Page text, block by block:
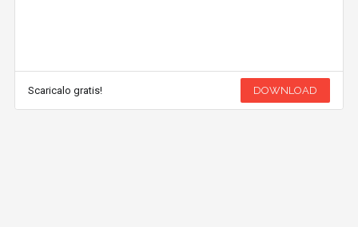
Scaricalo gratis! DOWNLOAD